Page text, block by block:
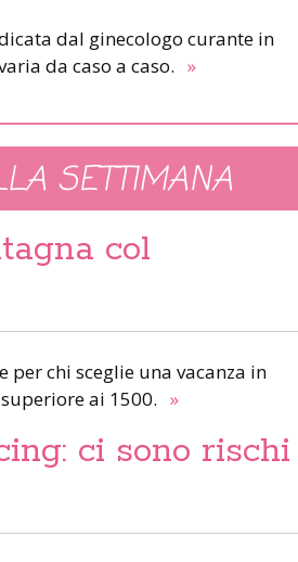
dal ginecologo curante in
da caso a caso. »
SETTIMANA
col
chi sceglie una vacanza in
ai 1500. »
ci sono rischi